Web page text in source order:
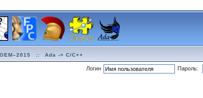
OEM–2015 :: Ada -> C/C++
Логин Пароль: